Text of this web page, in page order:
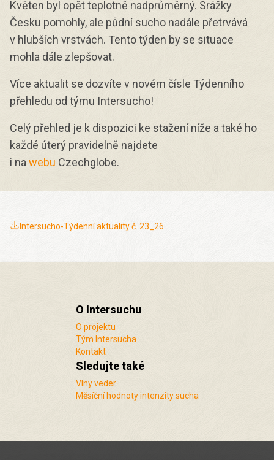
Květen byl opět teplotně nadprůměrný. Srážky
Česku pomohly, ale půdní sucho nadále přetrvává
v hlubších vrstvách. Tento týden by se situace
mohla dále zlepšovat.
Více aktualit se dozvíte v novém čísle Týdenního
přehledu od týmu Intersucho!
Celý přehled je k dispozici ke stažení níže a také ho
každé úterý pravidelně najdete
i na webu Czechglobe.
Intersucho-Týdenní aktuality č. 23_26
O Intersuchu
O projektu
Tým Intersucha
Kontakt
Sledujte také
Vlny veder
Měsíční hodnoty intenzity sucha